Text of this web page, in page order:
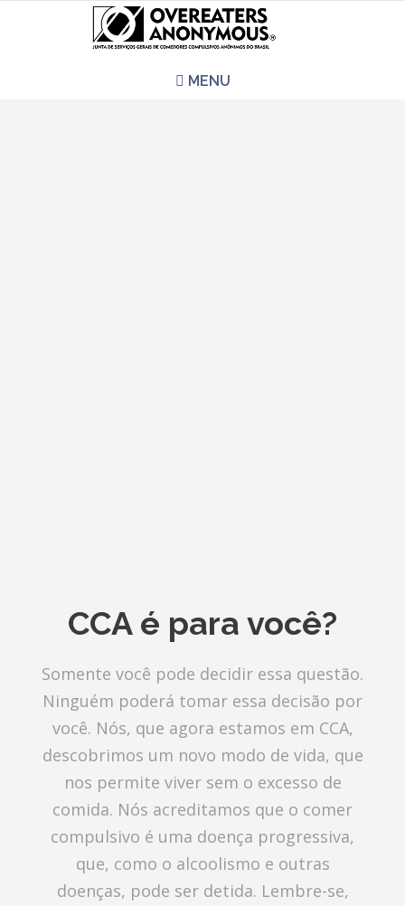
MENU
CCA é para você?
Somente você pode decidir essa questão.
Ninguém poderá tomar essa decisão por
você. Nós, que agora estamos em CCA,
descobrimos um novo modo de vida, que
nos permite viver sem o excesso de
comida. Nós acreditamos que o comer
compulsivo é uma doença progressiva,
que, como o alcoolismo e outras
doenças, pode ser detida. Lembre-se,